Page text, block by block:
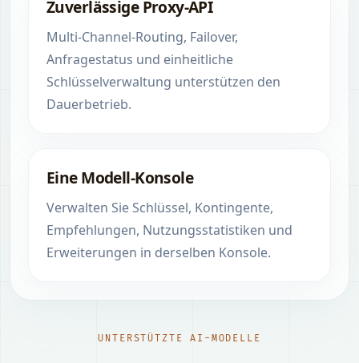
Zuverlässige Proxy-API
Multi-Channel-Routing, Failover,
Anfragestatus und einheitliche
Schlüsselverwaltung unterstützen den
Dauerbetrieb.
Eine Modell-Konsole
Verwalten Sie Schlüssel, Kontingente,
Empfehlungen, Nutzungsstatistiken und
Erweiterungen in derselben Konsole.
UNTERSTÜTZTE AI-MODELLE